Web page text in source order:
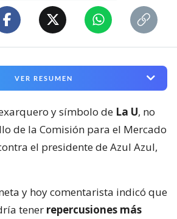
VER RESUMEN
y símbolo de La U, no
de la Comisión para el Mercado
el presidente de Azul Azul,
y hoy comentarista indicó que
tener repercusiones más